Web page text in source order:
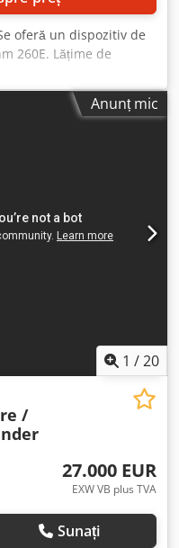
oferă un dispozitiv de
260E. Lățime de
de bobinare:
până la 320mm,
interval titru:Anunț mic
1 /20
/
27.000 EUR
EXW VB plus TVA
Sunați